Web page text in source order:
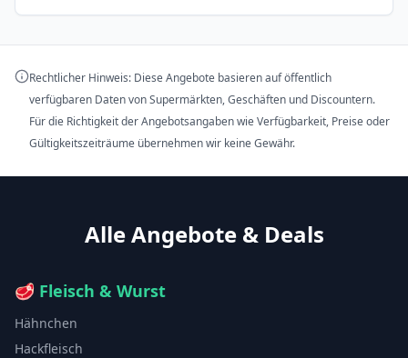
Rechtlicher Hinweis: Diese Angebote basieren auf öffentlich
verfügbaren Daten von Supermärkten, Geschäften und Discountern.
Für die Richtigkeit der Angebotsangaben wie Verfügbarkeit, Preise oder
Gültigkeitszeiträume übernehmen wir keine Gewähr.
Alle Angebote & Deals
🥩 Fleisch & Wurst
Hähnchen
Hackfleisch